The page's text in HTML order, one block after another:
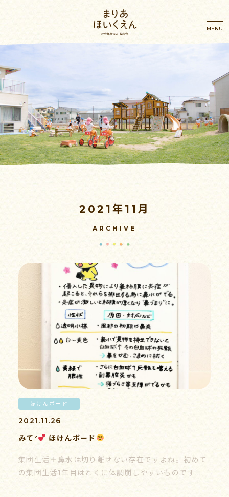
わたしたちの想い
園概要・アクセス
施設案内
年間行事
幼児の一日
乳児の一日
病後児保育 子育て支援
求人情報
情報公開
2021年11月
ARCHIVE
ほけんボード
2021.11.26
みて²
ほけんボード
集団生活＋鼻水は切り離せない存在ですよね。初めて
の集団生活1年目はとくに体調崩しやすいものです…